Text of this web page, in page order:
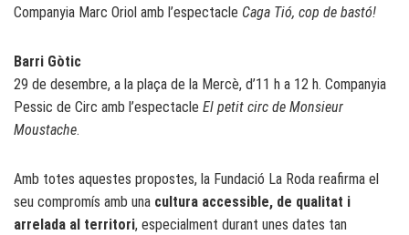
Companyia Marc Oriol amb l’espectacle Caga Tió, cop de bastó!
Barri Gòtic
29 de desembre, a la plaça de la Mercè, d’11 h a 12 h. Companyia
Pessic de Circ amb l’espectacle El petit circ de Monsieur
Moustache.
Amb totes aquestes propostes, la Fundació La Roda reafirma el
seu compromís amb una cultura accessible, de qualitat i
arrelada al territori, especialment durant unes dates tan